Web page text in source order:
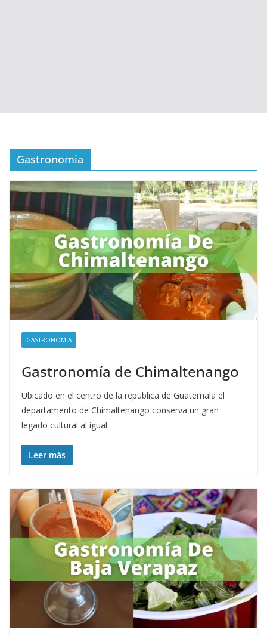
Gastronomia
GASTRONOMIA
Gastronomía de Chimaltenango
Ubicado en el centro de la republica de Guatemala el
departamento de Chimaltenango conserva un gran
legado cultural al igual
Leer más